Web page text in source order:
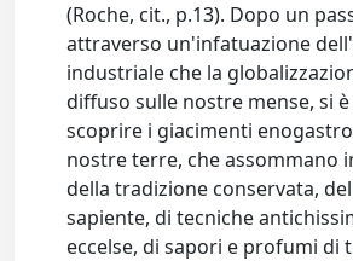
(Roche, cit., p.13). Dopo un
attraverso un'infatuazione
industriale che la
diffuso sulle nostre mense, si
scoprire i giacimenti
nostre terre, che assommano
della tradizione conservata,
sapiente, di tecniche
eccelse, di sapori e profumi di